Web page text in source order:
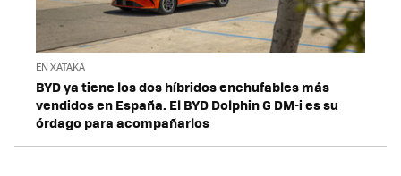
EN XATAKA
BYD ya tiene los dos híbridos enchufables más
vendidos en España. El BYD Dolphin G DM-i es su
órdago para acompañarlos